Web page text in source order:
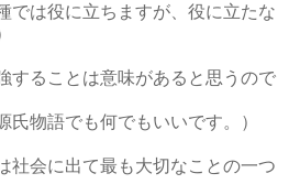
では役に立ちますが、役に立たな
することは意味があると思うので
氏物語でも何でもいいです。）
社会に出て最も大切なことの一つ